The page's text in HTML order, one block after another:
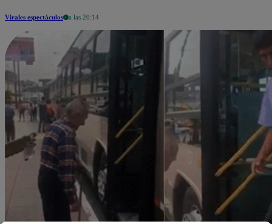
Virales espectáculos a las 20:14